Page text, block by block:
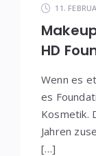
11.
HD
Wenn es
es
Kosmetik.
Jahren
[…]